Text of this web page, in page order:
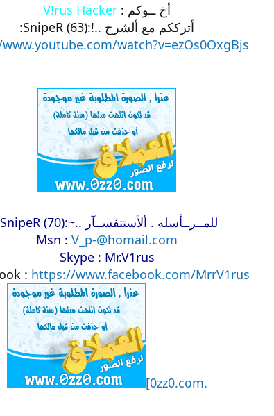
أخ ــوكم : V!rus Hacker
أترككم مع ألشرح ..!:SnipeR (63):
watch?v=ezOs0OxgBjs
للمــرــأسله . ألأستتفســآر ..~:SnipeR (70):
Msn : V_p-@homail.com
Skype : Mr.V1rus
: https://www.facebook.com/MrrV1rus
.0zz0.com]